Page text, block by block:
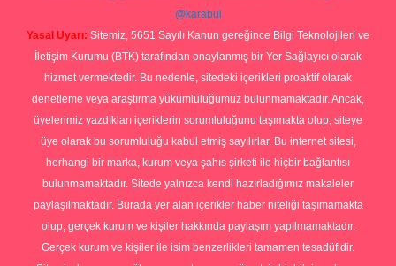
@karabul
Yasal Uyarı: Sitemiz, 5651 Sayılı Kanun gereğince Bilgi Teknolojileri ve
İletişim Kurumu (BTK) tarafından onaylanmış bir Yer Sağlayıcı olarak
hizmet vermektedir. Bu nedenle, sitedeki içerikleri proaktif olarak
denetleme veya araştırma yükümlülüğümüz bulunmamaktadır. Ancak,
üyelerimiz yazdıkları içeriklerin sorumluluğunu taşımakta olup, siteye
üye olarak bu sorumluluğu kabul etmiş sayılırlar. Bu internet sitesi,
herhangi bir marka, kurum veya şahıs şirketi ile hiçbir bağlantısı
bulunmamaktadır. Sitede yalnızca kendi hazırladığımız makaleler
paylaşılmaktadır. Burada yer alan içerikler haber niteliği taşımamakta
olup, gerçek kurum ve kişiler hakkında paylaşım yapılmamaktadır.
Gerçek kurum ve kişiler ile isim benzerlikleri tamamen tesadüfidir.